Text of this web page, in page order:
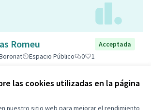
las cookies utilizadas en la página
nuestro sitio web para mejorar el rendimiento
Romeu
Acceptada
Espacio Público 0 1